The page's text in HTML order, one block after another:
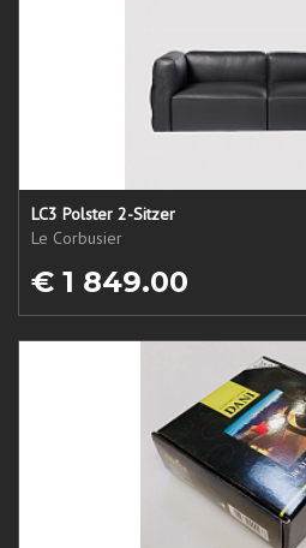
LC3 Polster 2-Sitzer
Le Corbusier
€ 1 849.00